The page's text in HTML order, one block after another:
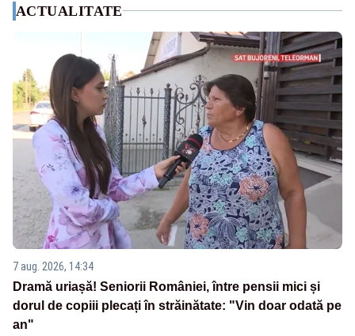
ACTUALITATE
7 aug. 2026, 14:34
Dramă uriașă! Seniorii României, între pensii mici și
dorul de copiii plecați în străinătate: "Vin doar odată pe
an"